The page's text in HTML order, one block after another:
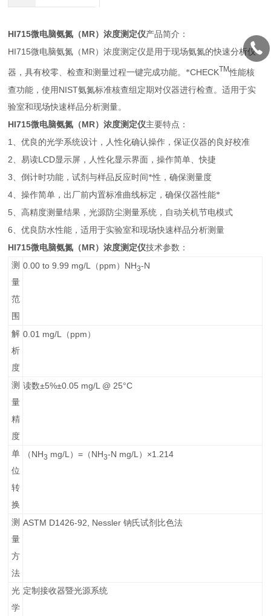
HI715微电脑氨氮（MR）浓度测定仪产品简介：
HI715微电脑氨氮（ MR ）浓度测定仪是用于现场氨氮的快速分析仪
器，具有校零、检查和测量过程一键完成功能。*CHECKTM性能核
查功能，使用 NIST氨氮标准核查组定期对仪器进行检查。适用于实
验室和现场快速样品分析测量。
HI715微电脑氨氮（MR）浓度测定仪主要特点：
1 、优良的光学系统设计，人性化确认操作，保证仪器的良好校准
2 、易读LCD显示屏，人性化显示界面，操作简单、快捷
3 、倒计时功能，试剂与样品反应时间*性，确保测量度
4 、操作简单，出厂前内置标准曲线标定，确保仪器性能*
5 、高精度测量结果，光源防尘测量系统，自动关机节电模式
6 、优良防水性能，适用于实验室和现场快速样品分析测量
HI715微电脑氨氮（MR）浓度测定仪技术参数：
测
量
范
围
0.00 to 9.99 mg/L （ ppm ） NH3-N
解
析
度
0.01 mg/L （ ppm ）
测
量
精
度
读数±5%±0.05 mg/L @ 25°C
单
位
转
换
（ NH3 mg/L ）= （ NH3-N mg/L ） ×1.214
测
量
方
法
ASTM D1426-92, Nessler钠氏试剂比色法
光
学
定制接收器暨光源系统